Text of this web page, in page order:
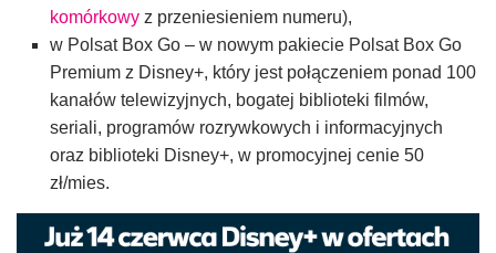
komórkowy z przeniesieniem numeru),
w Polsat Box Go – w nowym pakiecie Polsat Box Go
Premium z Disney+, który jest połączeniem ponad 100
kanałów telewizyjnych, bogatej biblioteki filmów,
seriali, programów rozrywkowych i informacyjnych
oraz biblioteki Disney+, w promocyjnej cenie 50
zł/mies.